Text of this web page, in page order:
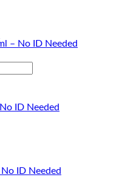
– No ID Needed
ID Needed
ID Needed